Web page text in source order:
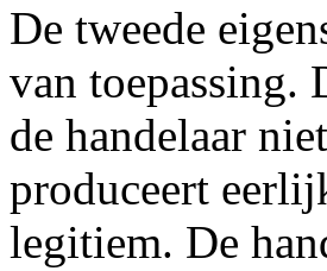
De tweede
van toepassing.
de handelaar
produceert
legitiem. De